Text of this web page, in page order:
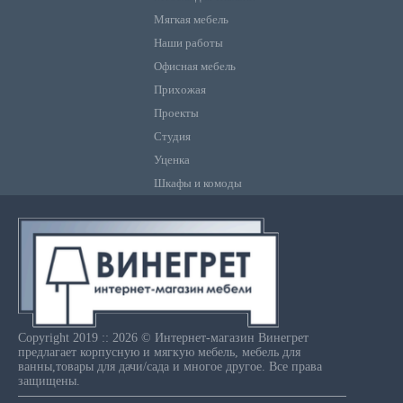
Мягкая мебель
Наши работы
Офисная мебель
Прихожая
Проекты
Студия
Уценка
Шкафы и комоды
Copyright 2019 :: 2026 © Интернет-магазин Винегрет
предлагает корпусную и мягкую мебель, мебель для
ванны,товары для дачи/сада и многое другое. Все права
защищены.